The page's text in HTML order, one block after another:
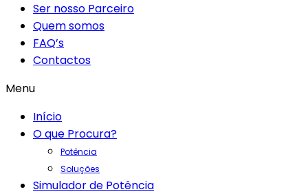
Ser nosso Parceiro
Quem somos
FAQ’s
Contactos
Menu
Início
O que Procura?
Potência
Soluções
Simulador de Potência